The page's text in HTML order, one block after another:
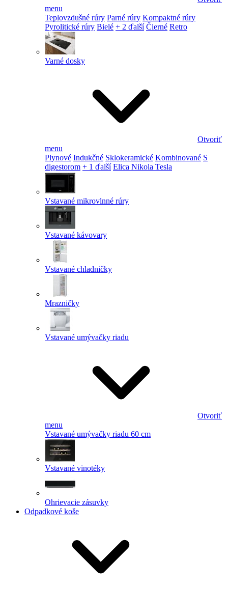
menu
Teplovzdušné rúry Parné rúry Kompaktné rúry
Pyrolitické rúry Bielé + 2 ďalší Čierné Retro
Varné dosky
Otvoriť
menu
Plynové Indukčné Sklokeramické Kombinované S
digestorom + 1 ďalší Elica Nikola Tesla
Vstavané mikrovlnné rúry
Vstavané kávovary
Vstavané chladničky
Mrazničky
Vstavané umývačky riadu
Otvoriť
menu
Vstavané umývačky riadu 60 cm
Vstavané vinotéky
Ohrievacie zásuvky
Odpadkové koše